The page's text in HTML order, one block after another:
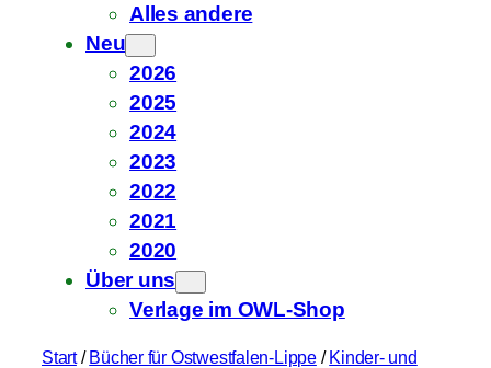
Alles andere
Neu
2026
2025
2024
2023
2022
2021
2020
Über uns
Verlage im OWL-Shop
Start/Bücher für Ostwestfalen-Lippe/Kinder- und